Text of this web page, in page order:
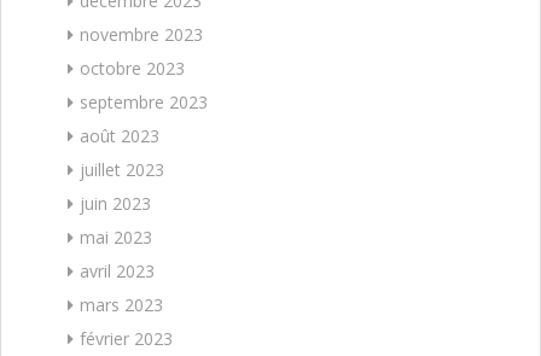
novembre 2023
octobre 2023
septembre 2023
août 2023
juillet 2023
juin 2023
mai 2023
avril 2023
mars 2023
février 2023